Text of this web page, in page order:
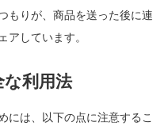
もりが、商品を送った後に連
アしています。
な利用法
には、以下の点に注意するこ